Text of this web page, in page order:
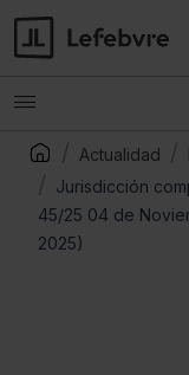
Actualidad
Jurisdicción
45/25 04 de
2025)